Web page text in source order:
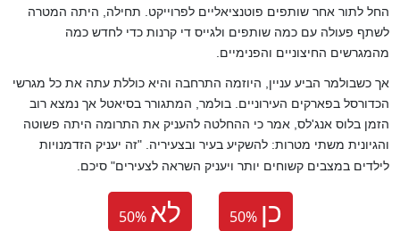
החל לתור אחר שותפים פוטנציאליים לפרוייקט. תחילה, היתה המטרה
לשתף פעולה עם כמה שותפים ולגייס די קרנות כדי לחדש כמה
מהמגרשים החיצוניים והפנימיים.
אך כשבולמר הביע עניין, היוזמה התרחבה והיא כוללת עתה את כל מגרשי
הכדורסל בפארקים העירוניים. בולמר, המתגורר בסיאטל אך נמצא רוב
הזמן בלוס אנג'לס, אמר כי ההחלטה להעניק את התרומה היתה פשוטה
והגיונית משתי מטרות: להשקיע בעיר ובצעיריה. "זה יעניק הזדמנויות
לילדים במצבים קשוחים יותר ויעניק השראה לצעירים" סיכם.
50% לא 50% כן